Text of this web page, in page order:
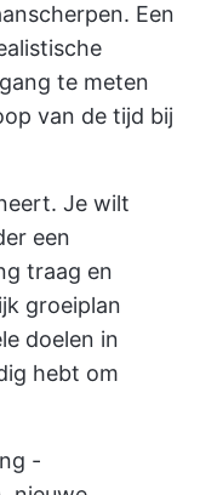
Een
te meten
van de tijd bij
Je wilt
een
traag en
groeiplan
doelen in
hebt om
-